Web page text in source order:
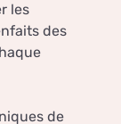
les
des
de